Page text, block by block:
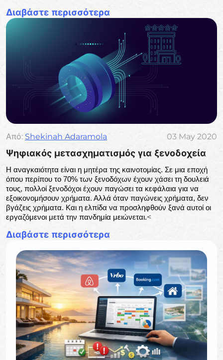
εξασφαλίζει ξέγνοιαστες περιπέτειες στο νερό.
Διαβάστε περισσότερα
Από: Shekinah Adaramola 03 May 2020
Ψηφιακός μετασχηματισμός για ξενοδοχεία
Η αναγκαιότητα είναι η μητέρα της καινοτομίας. Σε μια εποχή
όπου περίπου το 70% των ξενοδόχων έχουν χάσει τη δουλειά
τους, πολλοί ξενοδόχοι έχουν παγώσει τα κεφάλαια για να
εξοικονομήσουν χρήματα. Αλλά όταν παγώνεις χρήματα, δεν
βγάζεις χρήματα. Και η ελπίδα να προσληφθούν ξανά αυτοί οι
εργαζόμενοι μετά την πανδημία μειώνεται.<
Διαβάστε περισσότερα